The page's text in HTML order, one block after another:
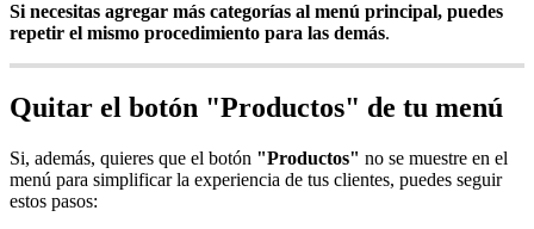
Si necesitas agregar más categorías al menú principal, puedes
repetir el mismo procedimiento para las demás.
Quitar el botón "Productos" de tu menú
Si, además, quieres que el botón "Productos" no se muestre en el
menú para simplificar la experiencia de tus clientes, puedes seguir
estos pasos: